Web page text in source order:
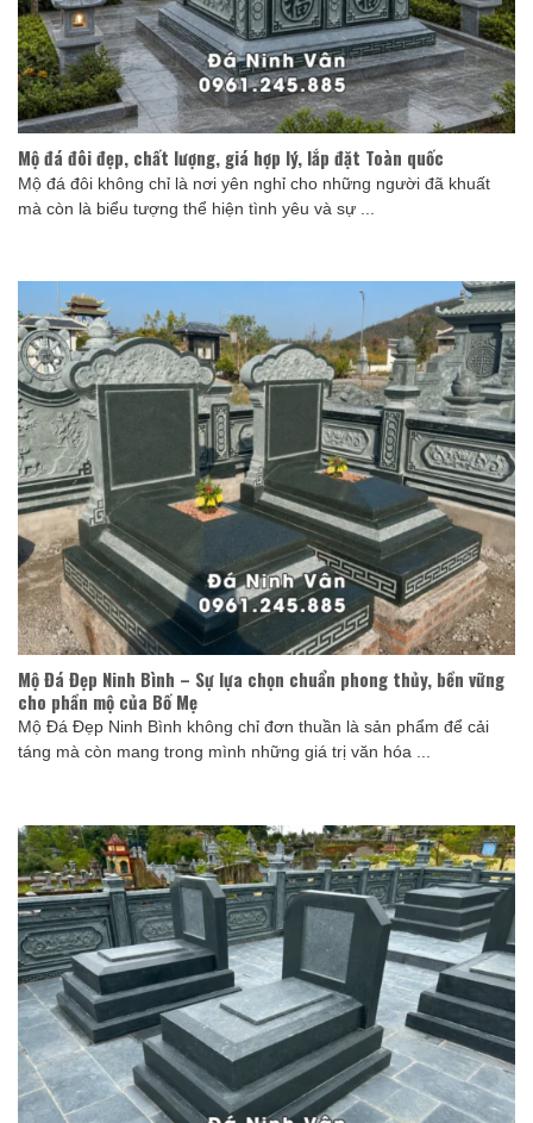
Mộ đá đôi đẹp, chất lượng, giá hợp lý, lắp đặt Toàn quốc
Mộ đá đôi không chỉ là nơi yên nghỉ cho những người đã khuất
mà còn là biểu tượng thể hiện tình yêu và sự ...
Mộ Đá Đẹp Ninh Bình – Sự lựa chọn chuẩn phong thủy, bền vững
cho phần mộ của Bố Mẹ
Mộ Đá Đẹp Ninh Bình không chỉ đơn thuần là sản phẩm để cải
táng mà còn mang trong mình những giá trị văn hóa ...